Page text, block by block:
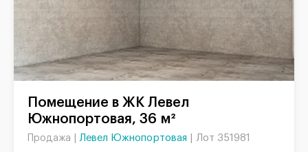
Южнопортовая, 36 м²
Продажа | Левел Южнопортовая Лот 351981